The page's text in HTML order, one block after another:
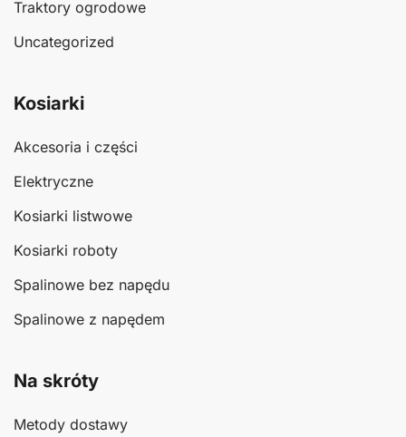
Traktory ogrodowe
Uncategorized
Kosiarki
Akcesoria i części
Elektryczne
Kosiarki listwowe
Kosiarki roboty
Spalinowe bez napędu
Spalinowe z napędem
Na skróty
Metody dostawy